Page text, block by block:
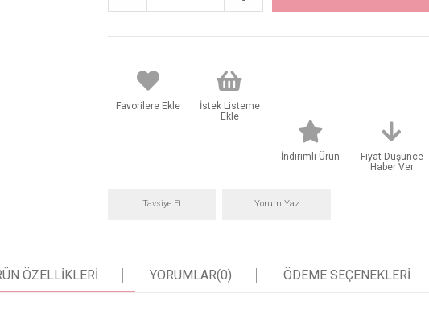
Favorilere Ekle
İstek Listeme
Ekle
İndirimli Ürün
Fiyat Düşünce
Haber Ver
Tavsiye Et Yorum Yaz
ÖZELLIKLERI YORUMLAR(0) ÖDEME SEÇENEKLERI